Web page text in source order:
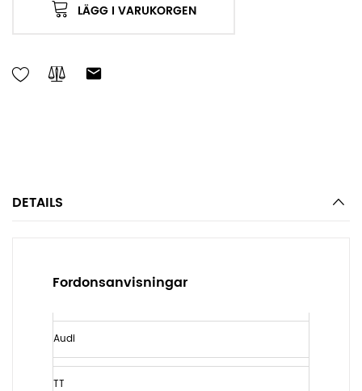
LÄGG I VARUKORGEN
DETAILS
Fordonsanvisningar
Audi
TT